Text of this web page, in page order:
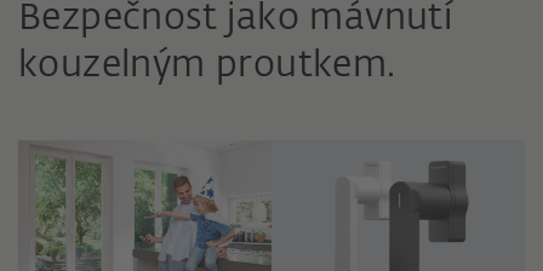
Bezpečnost jako mávnutí
kouzelným proutkem.